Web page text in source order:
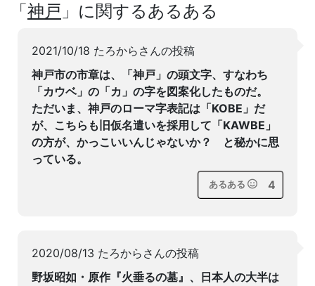
「神戸 」に関するあるある
2021/10/18 たろからさんの投稿
神戸市の市章は、「神戸」の頭文字、すなわち
「カウベ」の「カ」の字を図案化したものだ。
ただいま、神戸のローマ字表記は「KOBE」だ
が、こちらも旧仮名遣いを採用して「KAWBE」
の方が、かっこいいんじゃないか？ と秘かに思
っている。
あるある 4
2020/08/13 たろからさんの投稿
野坂昭如・原作『火垂るの墓』、日本人の大半は